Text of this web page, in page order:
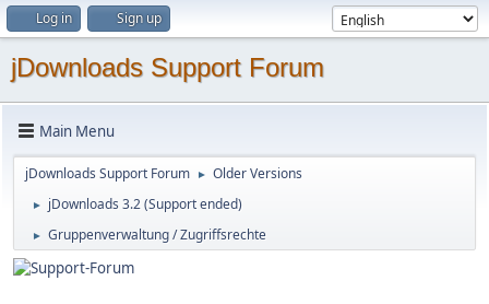
Log in Sign up
jDownloads Support Forum
Main Menu
jDownloads Support Forum ► Older Versions
► jDownloads 3.2 (Support ended)
► Gruppenverwaltung / Zugriffsrechte